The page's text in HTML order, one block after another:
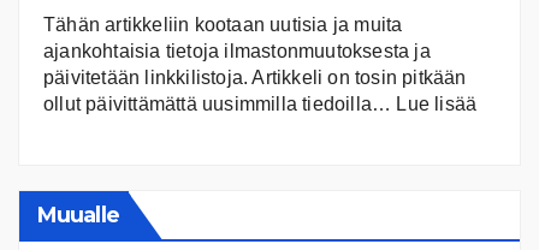
Tähän artikkeliin kootaan uutisia ja muita
ajankohtaisia tietoja ilmastonmuutoksesta ja
päivitetään linkkilistoja. Artikkeli on tosin pitkään
ollut päivittämättä uusimmilla tiedoilla… Lue lisää
Muualle